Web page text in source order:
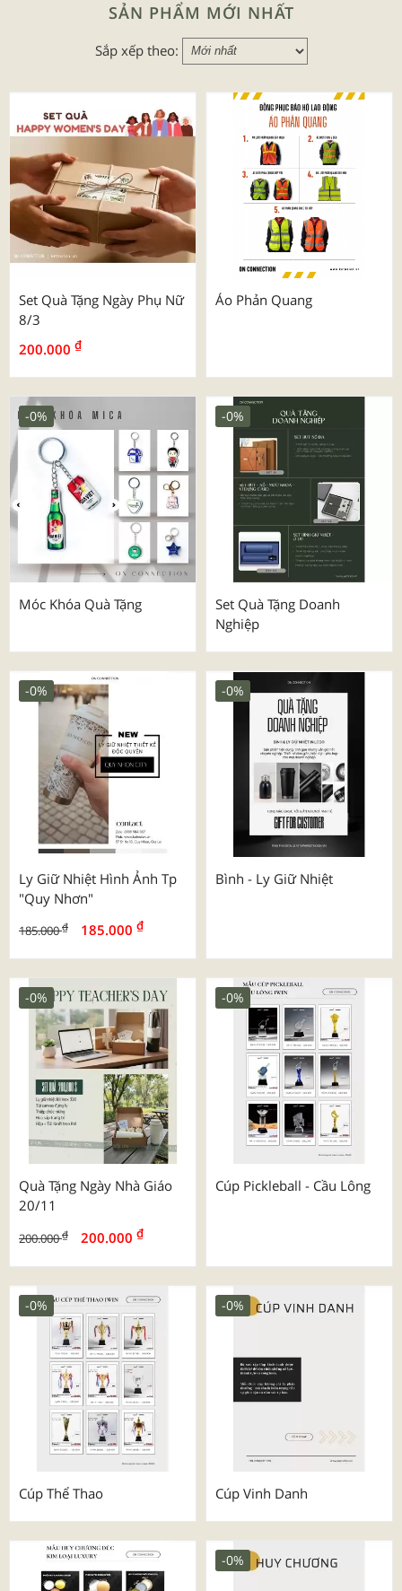
SẢN PHẨM MỚI NHẤT
Sắp xếp theo:
Set Quà Tặng Ngày Phụ Nữ
8/3
200.000 ₫
Áo Phản Quang
Móc Khóa Quà Tặng
-0%
Set Quà Tặng Doanh
Nghiệp
-0%
Ly Giữ Nhiệt Hình Ảnh Tp
"quy Nhơn"
185.000₫ 185.000 ₫
-0%
Bình - Ly Giữ Nhiệt
-0%
Quà Tặng Ngày Nhà Giáo
20/11
200.000₫ 200.000 ₫
-0%
Cúp Pickleball - Cầu Lông
-0%
Cúp Thể Thao
-0%
Cúp Vinh Danh
-0%
-0%